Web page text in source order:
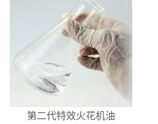
第二代特效火花机油